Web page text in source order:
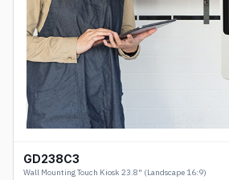
GD238C3
Wall Mounting Touch Kiosk 23.8" (Landscape 16:9)